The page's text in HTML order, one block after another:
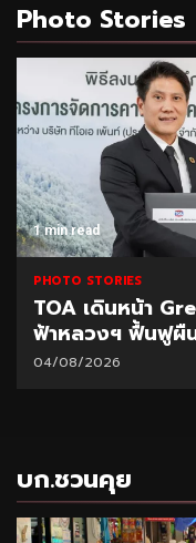
Photo Stories
1 min read
PHOTO STORIES
TOA เดินหน้า
ฟ้าหลวงฯ ฟื้นฟูผื
04/08/2026
บก.ชวนคุย